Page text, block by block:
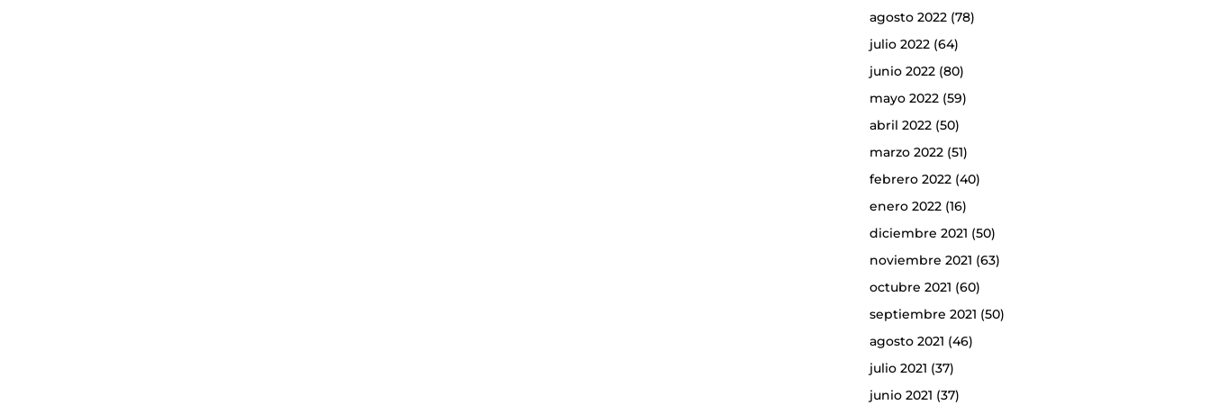
agosto 2022(78)
julio 2022(64)
junio 2022(80)
mayo 2022(59)
abril 2022(50)
marzo 2022(51)
febrero 2022(40)
enero 2022(16)
diciembre 2021 (50)
noviembre 2021 (63)
octubre 2021 (60)
septiembre 2021 (50)
agosto 2021 (46)
julio 2021 (37)
junio 2021 (37)